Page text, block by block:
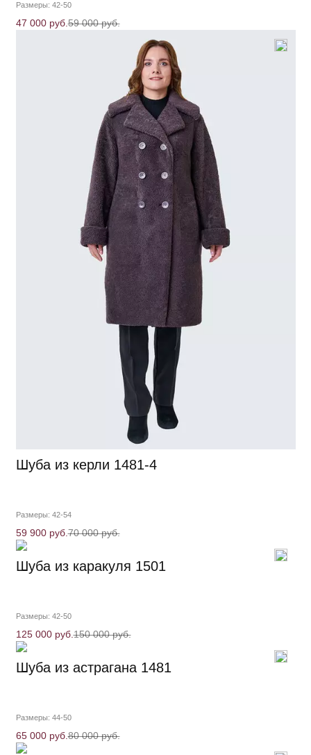
Размеры: 42-50
47 000 руб.59 000 руб.
Шуба из керли 1481-4
Размеры: 42-54
59 900 руб.70 000 руб.
Шуба из каракуля 1501
Размеры: 42-50
125 000 руб.150 000 руб.
Шуба из астрагана 1481
Размеры: 44-50
65 000 руб.80 000 руб.